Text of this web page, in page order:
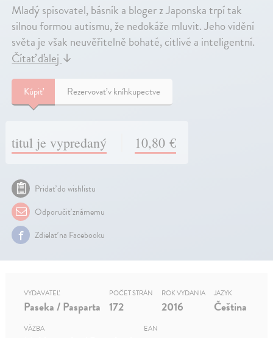
Mladý spisovatel, básník a bloger z Japonska trpí tak
silnou formou autismu, že nedokáže mluvit. Jeho vidění
světa je však neuvěřitelně bohaté, citlivé a inteligentní.
Čítať ďalej ↓
Kúpiť Rezervovať v kníhkupectve
titul je vypredaný 10,80 €
Pridať do wishlistu
Odporučiť známemu
Zdielať na Facebooku
VYDAVATEĽ
Paseka / Pasparta
POČET STRÁN
172
ROK VYDANIA
2016
JAZYK
Čeština
VÄZBA EAN